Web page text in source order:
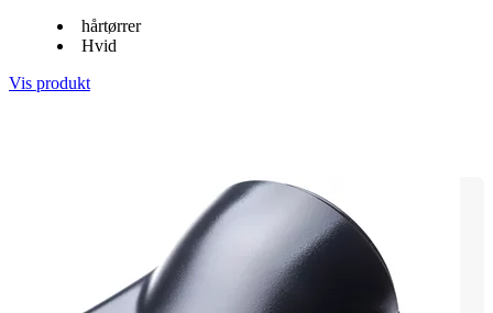
hårtørrer
Hvid
Vis produkt